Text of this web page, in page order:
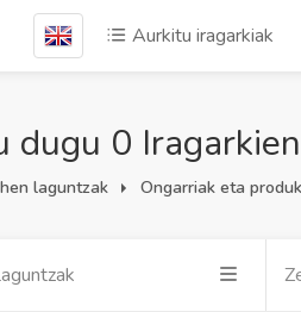
Aurkitu iragarkiak
dugu 0
laguntzak Ongarriak eta